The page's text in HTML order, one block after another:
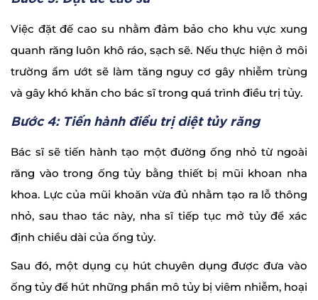
Việc đặt đế cao su nhằm đảm bảo cho khu vực xung
quanh răng luôn khô ráo, sạch sẽ. Nếu thực hiện ở môi
trường ẩm ướt sẽ làm tăng nguy cơ gây nhiễm trùng
và gây khó khăn cho bác sĩ trong quá trình điều trị tủy.
Bước 4: Tiến hành điều trị diệt tủy răng
Bác sĩ sẽ tiến hành tạo một đường ống nhỏ từ ngoài
răng vào trong ống tủy bằng thiết bị mũi khoan nha
khoa. Lực của mũi khoăn vừa đủ nhằm tạo ra lỗ thông
nhỏ, sau thao tác này, nha sĩ tiếp tục mở tủy để xác
định chiều dài của ống tủy.
Sau đó, một dụng cụ hút chuyên dụng được đưa vào
ống tủy để hút những phần mô tủy bị viêm nhiễm, hoại